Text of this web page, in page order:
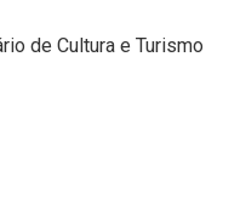
de Cultura e Turismo